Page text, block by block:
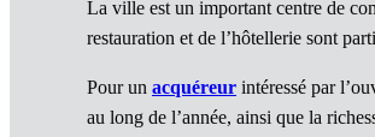
La ville est un important centre de
restauration et de l’hôtellerie sont
Pour un acquéreur intéressé par
au long de l’année, ainsi que la